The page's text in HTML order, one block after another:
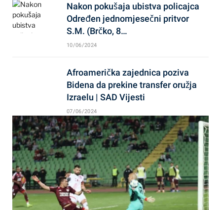
Nakon pokušaja ubistva policajca
Određen jednomjesečni pritvor
S.M. (Brčko, 8…
10/06/2024
Afroamerička zajednica poziva
Bidena da prekine transfer oružja
Izraelu | SAD Vijesti
07/06/2024